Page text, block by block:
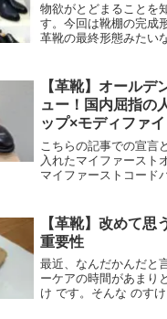
物欲がとどまることを
す。今回は靴棚の完成
革靴の最終形態みたい
ないと手遅れになりそ
で。のすけ ...
【革靴】オールデ
ュー！国内屈指の
ップ×モディファ
ル！！
こちらの記事での宣言
入れたマイファースト
マイファーストコード
ビューしていきます。
ン）と...
【革靴】改めて思
重要性
最近、なんだかんだと
ーケアの時間があまり
け です。そんな のす